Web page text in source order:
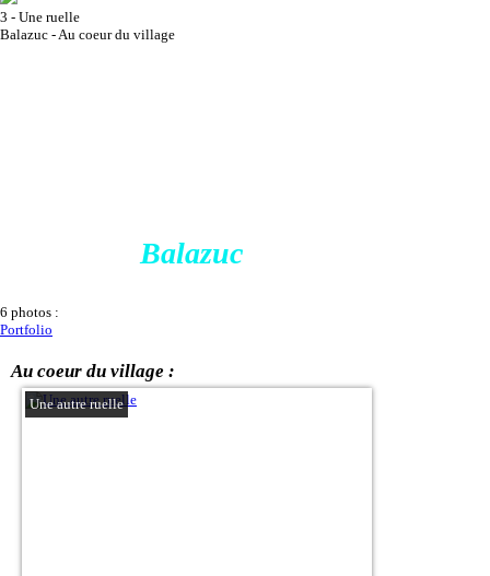
3 - Une ruelle
Balazuc - Au coeur du village
Balazuc
6 photos :
Portfolio
Au coeur du village :
Une autre ruelle